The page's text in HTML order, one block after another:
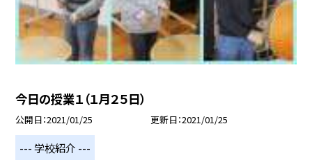
今日の授業１（１月２５日）
公開日 2021/01/25 更新日 2021/01/25
--- 学校紹介 ---